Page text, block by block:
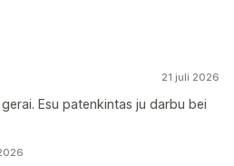
21 juli 2026
Esu patenkintas ju darbu bei